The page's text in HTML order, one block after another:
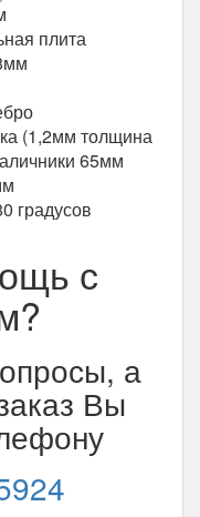
плита
(1,2мм толщина
65мм
градусов
с
а
Вы